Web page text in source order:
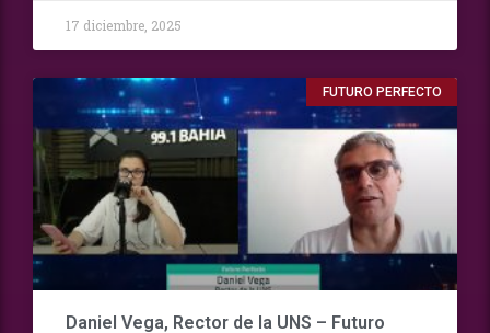
17 diciembre, 2025
FUTURO PERFECTO
Daniel Vega, Rector de la UNS – Futuro